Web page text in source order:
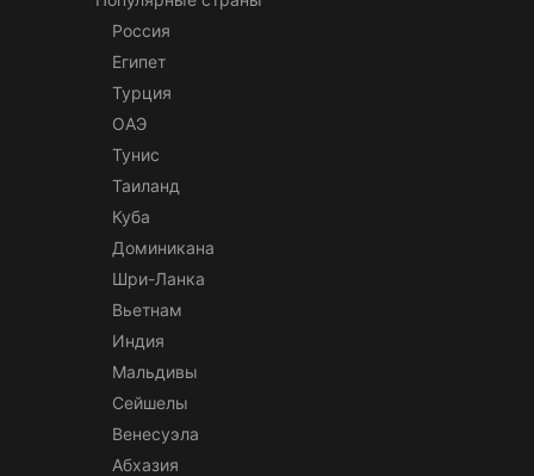
Россия
Египет
Турция
ОАЭ
Тунис
Таиланд
Куба
Доминикана
Шри-Ланка
Вьетнам
Индия
Мальдивы
Сейшелы
Венесуэла
Абхазия